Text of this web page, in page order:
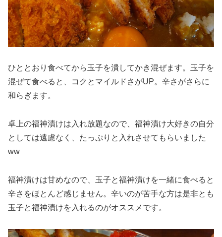
ひととおり食べてから玉子を潰してかき混ぜます。玉子を
混ぜて食べると、コクとマイルドさがUP。辛さがさらに
和らぎます。
卓上の福神漬けは入れ放題なので、福神漬け大好きの自分
としては遠慮なく、たっぷりと入れさせてもらいました
ww
福神漬けは甘めなので、玉子と福神漬けを一緒に食べると
辛さをほとんど感じません。辛いのが苦手な方は是非とも
玉子と福神漬けを入れるのがオススメです。